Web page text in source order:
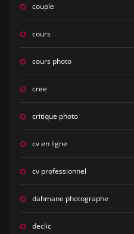
couple
cours
cours photo
cree
critique photo
cv en ligne
cv professionnel
dahmane photographe
declic